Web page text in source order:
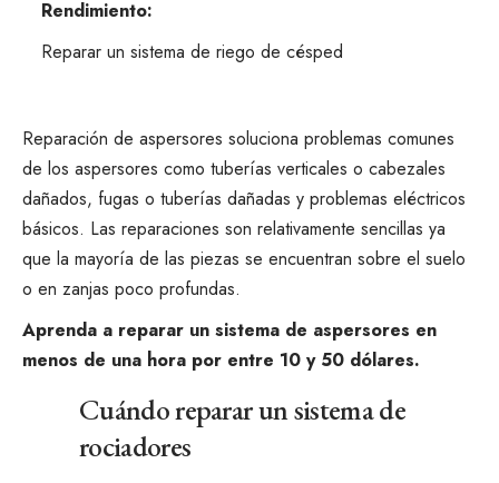
Rendimiento:
Reparar un sistema de riego de césped
Reparación de aspersores soluciona problemas comunes
de los aspersores como tuberías verticales o cabezales
dañados, fugas o tuberías dañadas y problemas eléctricos
básicos. Las reparaciones son relativamente sencillas ya
que la mayoría de las piezas se encuentran sobre el suelo
o en zanjas poco profundas.
Aprenda a reparar un sistema de aspersores en
menos de una hora por entre 10 y 50 dólares.
Cuándo reparar un sistema de
rociadores